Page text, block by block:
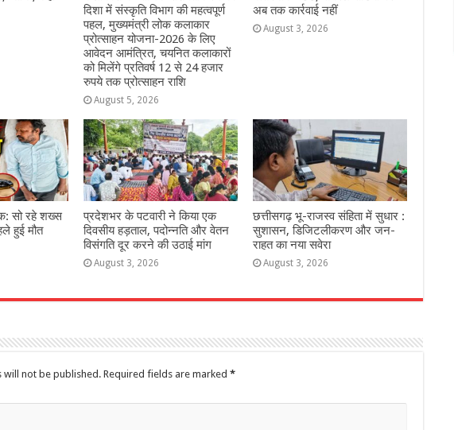
दिशा में संस्कृति विभाग की महत्वपूर्ण
पहल, मुख्यमंत्री लोक कलाकार
प्रोत्साहन योजना-2026 के लिए
आवेदन आमंत्रित, चयनित कलाकारों
को मिलेंगे प्रतिवर्ष 12 से 24 हजार
रुपये तक प्रोत्साहन राशि
August 5, 2026
अब तक कार्रवाई नहीं
August 3, 2026
सो रहे शख्स
हुई मौत
प्रदेशभर के पटवारी ने किया एक
दिवसीय हड़ताल, पदोन्नति और वेतन
विसंगति दूर करने की उठाई मांग
August 3, 2026
छत्तीसगढ़ भू-राजस्व संहिता में सुधार :
सुशासन, डिजिटलीकरण और जन-
राहत का नया सवेरा
August 3, 2026
will not be published. Required fields are marked *